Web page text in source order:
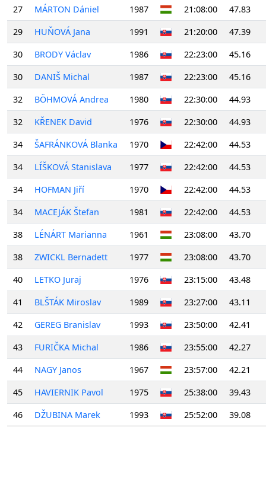
27
MÁRTON Dániel 1987 21:08:00
47.83
29
HUŇOVÁ Jana 1991 21:20:00
47.39
30
BRODY Václav 1986 22:23:00
45.16
30
DANIŠ Michal 1987 22:23:00
45.16
32
BÖHMOVÁ Andrea 1980 22:30:00
44.93
32
KŘENEK David 1976 22:30:00
44.93
34
ŠAFRÁNKOVÁ Blanka 1970 22:42:00
44.53
34
LÍŠKOVÁ Stanislava 1977 22:42:00
44.53
34
HOFMAN Jiří 1970 22:42:00
44.53
34
MACEJÁK Štefan 1981 22:42:00
44.53
38
LÉNÁRT Marianna 1961 23:08:00
43.70
38
ZWICKL Bernadett 1977 23:08:00
43.70
40
LETKO Juraj 1976 23:15:00
43.48
41
BLŠTÁK Miroslav 1989 23:27:00
43.11
42
GEREG Branislav 1993 23:50:00
42.41
43
FURIČKA Michal 1986 23:55:00
42.27
44
NAGY Janos 1967 23:57:00
42.21
45
HAVIERNIK Pavol 1975 25:38:00
39.43
46
DŽUBINA Marek 1993 25:52:00 39.08